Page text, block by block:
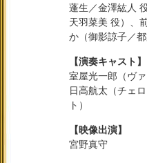
蓬生／金澤紘人
天羽菜美 役）、
か（御影諒子／都
【演奏キャスト】
室屋光一郎（ヴ
日高航太（チェ
ト）
【映像出演】
宮野真守